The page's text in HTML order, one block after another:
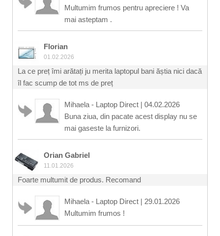
Multumim frumos pentru apreciere ! Va
mai asteptam .
Florian
01.02.2026
La ce preț îmi arătați ju merita laptopul bani ăștia nici dacă
îl fac scump de tot ms de preț
Mihaela - Laptop Direct | 04.02.2026
Buna ziua, din pacate acest display nu se
mai gaseste la furnizori.
Orian Gabriel
11.01.2026
Foarte multumit de produs. Recomand
Mihaela - Laptop Direct | 29.01.2026
Multumim frumos !